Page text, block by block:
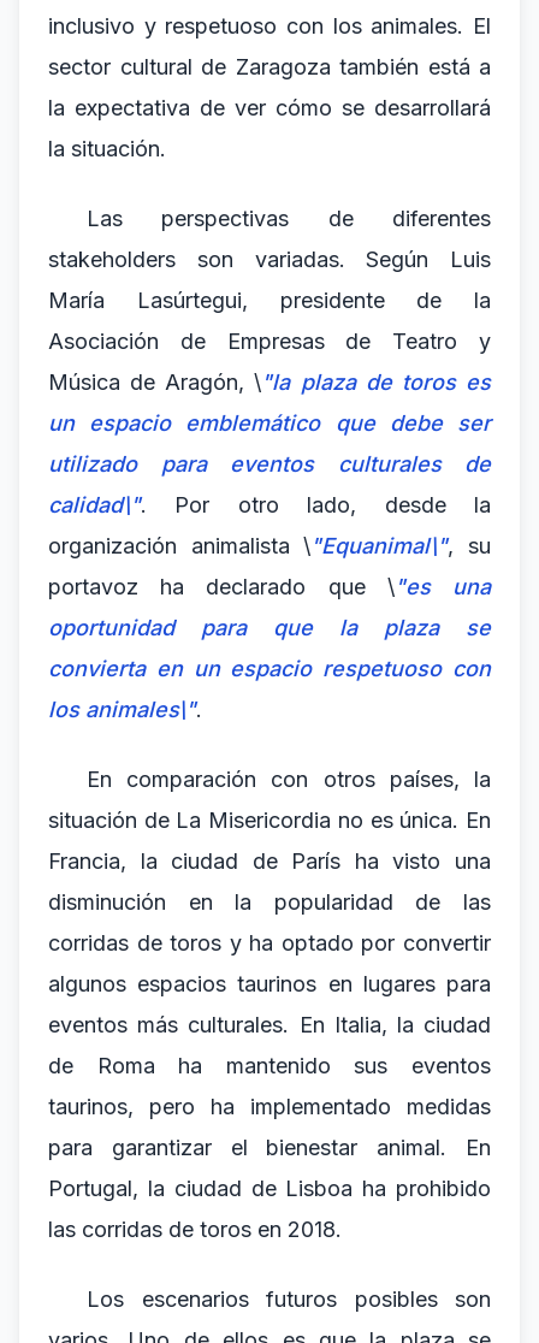
inclusivo y respetuoso con los animales. El
sector cultural de Zaragoza también está a
la expectativa de ver cómo se desarrollará
la situación.
Las perspectivas de diferentes
stakeholders son variadas. Según Luis
María Lasúrtegui, presidente de la
Asociación de Empresas de Teatro y
Música de Aragón, \"la plaza de toros es
un espacio emblemático que debe ser
utilizado para eventos culturales de
calidad\". Por otro lado, desde la
organización animalista \"Equanimal\", su
portavoz ha declarado que \"es una
oportunidad para que la plaza se
convierta en un espacio respetuoso con
los animales\".
En comparación con otros países, la
situación de La Misericordia no es única. En
Francia, la ciudad de París ha visto una
disminución en la popularidad de las
corridas de toros y ha optado por convertir
algunos espacios taurinos en lugares para
eventos más culturales. En Italia, la ciudad
de Roma ha mantenido sus eventos
taurinos, pero ha implementado medidas
para garantizar el bienestar animal. En
Portugal, la ciudad de Lisboa ha prohibido
las corridas de toros en 2018.
Los escenarios futuros posibles son